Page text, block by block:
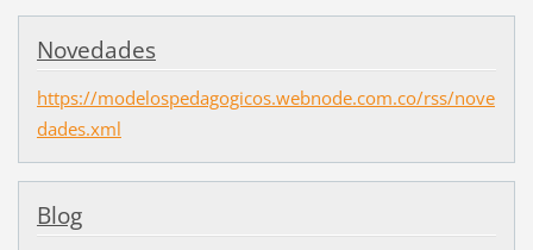
Novedades
https://modelospedagogicos.webnode.com.co/rss/nove
dades.xml
Blog